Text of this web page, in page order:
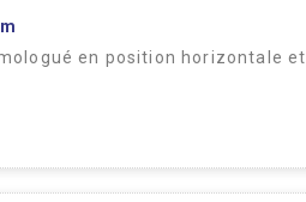
en position horizontale et